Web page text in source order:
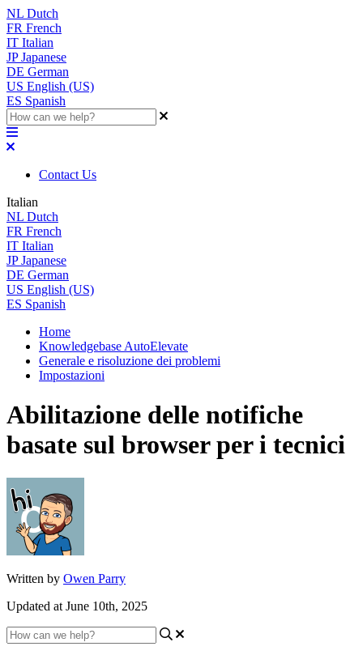
NL Dutch
FR French
IT Italian
JP Japanese
DE German
US English (US)
ES Spanish
Contact Us
Italian
NL Dutch
FR French
IT Italian
JP Japanese
DE German
US English (US)
ES Spanish
Home
Knowledgebase AutoElevate
Generale e risoluzione dei problemi
Impostazioni
Abilitazione delle notifiche
basate sul browser per i tecnici
Written by Owen Parry
Updated at June 10th, 2025